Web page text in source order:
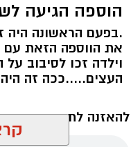
הוספה הגיעה
.בפעם הראשונה היה
את הווספה הזאת עם
וילדה זכו לסיבוב
העצים.....ככה זה
להאזנה לתוכן: